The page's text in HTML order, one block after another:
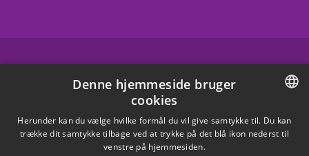
INSTAGRAM
LINKEDIN
DANISH
Denne hjemmeside bruger
cookies
Herunder kan du vælge hvilke formål du vil give samtykke til. Du kan
trække dit samtykke tilbage ved at trykke på det blå ikon nederst til
venstre på hjemmesiden.